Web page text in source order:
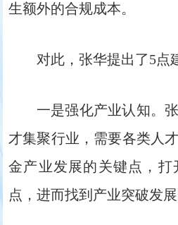
生额外的合规成本。
对此，张华提出了5点
一是强化产业认知。
才集聚行业，需要各类人
金产业发展的关键点，打
点，进而找到产业突破发展